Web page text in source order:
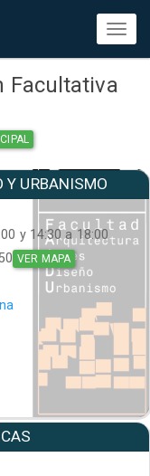
Facultativa
Y URBANISMO
y 14:30 a 18:00
VER MAPA